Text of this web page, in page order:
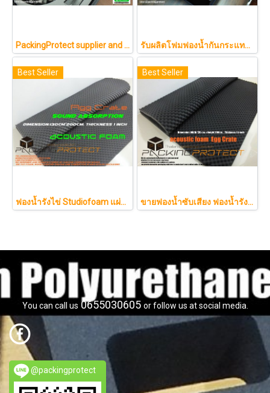
PackingProtect supplier and innovator of tool control and tool box organizers รับผลิตโฟมฟองน้ำกันกระแทกรับออกแบบบรรจุภัณฑ์โมเดล art toy ต่างๆ
Best Seller
ฟองน้ำรังไข่ Studiofoam แผ่นซับเสียงห้อง แผ่นซับเสียงรังไข่ แผ่นซับเสียงรังไข่ Acoustic foam สีเทาดำขนาดใหญ่ 125*200ซม.หนา1นิ้วราคา290บาท
Best Seller
ขายฟองน้ำซับเสียง ฟองน้ำรังไข่ แผ่นซับเสียงห้อง ราคาถูกฟองน้ำรังไข่ แผ่นซับเสียงรังไข่ แผ่นซับเสียงรังไข่ Acoustic foam สีเทาดำขนาดใหญ่ 130*200ซม.หนา1.5นิ้วราคา350บาท(copy)
You can call us 0655030605 or follow us at social media.
@packingprotect